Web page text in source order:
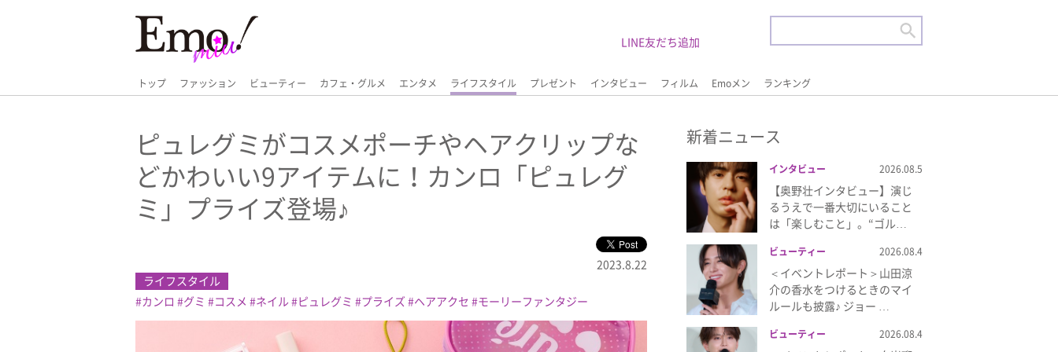
トップ ファッション ビューティー カフェ・グルメ エンタメ ライフスタイル プレゼント インタビュー フィルム Emoメン ランキング
LINE友だち追加
ピュレグミがコスメポーチやヘアクリップな
どかわいい9アイテムに！カンロ「ピュレグ
ミ」プライズ登場♪
2023.8.22
ライフスタイル
カンロ
グミ コスメ ネイル ピュレグミ プライズ ヘアアクセ モーリーファンタジー
新着ニュース
インタビュー 2026.08.5
【奥野壮インタビュー】演じ
るうえで一番大切にいること
は「楽しむこと」。“ゴル…
ビューティー 2026.08.4
＜イベントレポート＞山田涼
介の香水をつけるときのマイ
ルールも披露♪ ジョー …
ビューティー 2026.08.4